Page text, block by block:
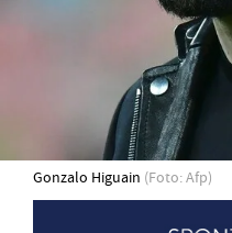
Gonzalo Higuain (Foto: Afp)